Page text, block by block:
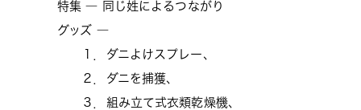
特集 ― 同じ姓によるつながり
グッズ ―
１．ダニよけスプレー、
２．ダニを捕獲、
３．組み立て式衣類乾燥機、